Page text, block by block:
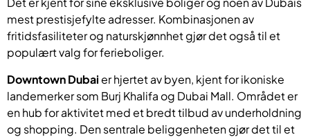
mest prestisjefylte adresser. Kombinasjonen av
fritidsfasiliteter og naturskjønnhet gjør det også til et
populært valg for ferieboliger.
Downtown Dubaier hjertet av byen, kjent for ikoniske
landemerker som Burj Khalifa og Dubai Mall. Området er
en hub for aktivitet med et bredt tilbud av underholdning
og shopping. Den sentrale beliggenheten gjør det til et